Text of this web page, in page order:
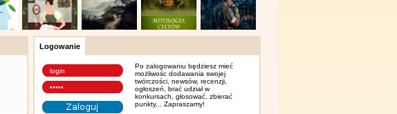
Logowanie
Po zalogowaniu będziesz mieć
możliwośc dodawania swojej
twórczości, newsów, recenzji,
ogłoszeń, brać udział w
konkursach, głosować, zbierać
punkty... Zapraszamy!